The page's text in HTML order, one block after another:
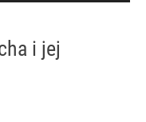
i jej